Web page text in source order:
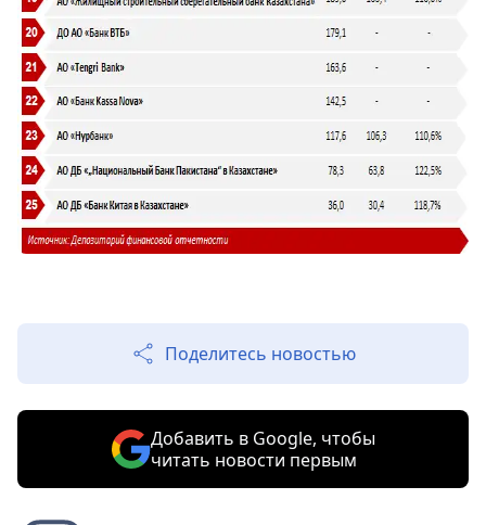
Поделитесь новостью
Добавить в Google, чтобы
читать новости первым